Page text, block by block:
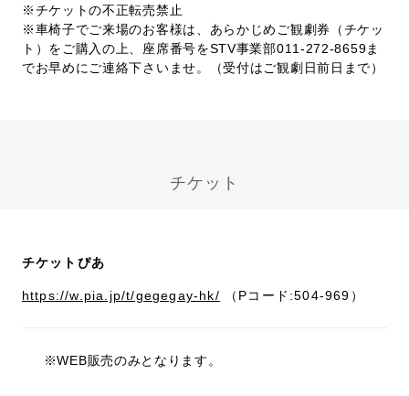
※チケットの不正転売禁止
※車椅子でご来場のお客様は、あらかじめご観劇券（チケッ
ト）をご購入の上、座席番号をSTV事業部011-272-8659ま
でお早めにご連絡下さいませ。（受付はご観劇日前日まで）
チケット
チケットぴあ
https://w.pia.jp/t/gegegay-hk/ （Pコード:504-969）
※WEB販売のみとなります。